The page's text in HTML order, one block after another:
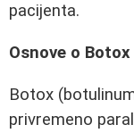
pacijenta.
Osnove o
Botox
privremeno